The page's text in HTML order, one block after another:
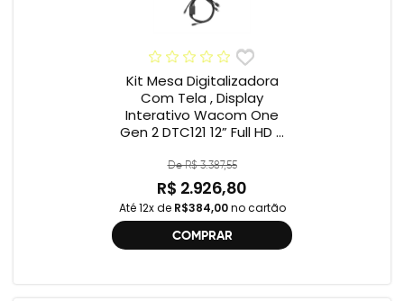
Kit Mesa Digitalizadora
Com Tela , Display
Interativo Wacom One
Gen 2 DTC121 12” Full HD +
geração , DTC121 ,
DTH134W,
De R$ 3.387,55
R$ 2.926,80
Até 12x de R$384,00no cartão
COMPRAR